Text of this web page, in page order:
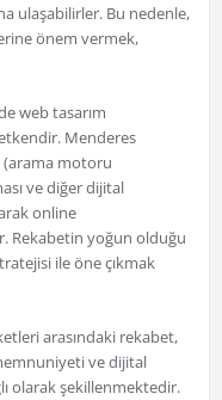
ulaşabilirler. Bu nedenle,
önem vermek,
web tasarım
Menderes
(arama motoru
ve diğer dijital
online
Rekabetin yoğun olduğu
ile öne çıkmak
arasındaki rekabet,
ve dijital
olarak şekillenmektedir.